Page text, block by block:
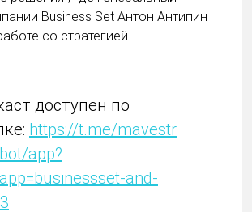
Business Set Антон Антипин
со стратегией.
доступен по
https://t.me/mavestr
app?
and-